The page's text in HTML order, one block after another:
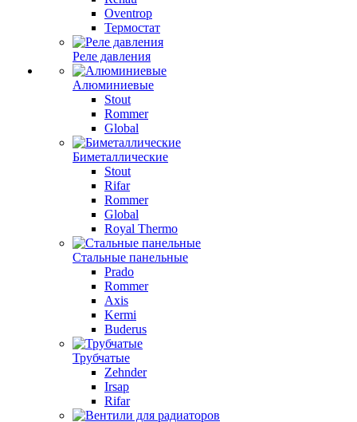
Oventrop
Термостат
Реле давления
Алюминиевые
Stout
Rommer
Global
Биметаллические
Stout
Rifar
Rommer
Global
Royal Thermo
Стальные панельные
Prado
Rommer
Axis
Kermi
Buderus
Трубчатые
Zehnder
Irsap
Rifar